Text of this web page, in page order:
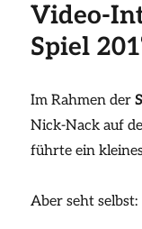
Video-
Spiel
Im Rahmen der
Nick-Nack auf
führte ein
Aber seht selbst: